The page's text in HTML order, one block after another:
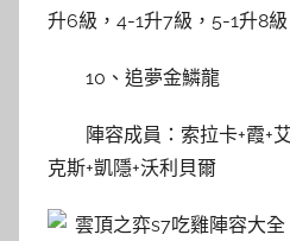
升6級，4-1升7級，5-1升8級
10、追夢金鱗龍
陣容成員：索拉卡+霞+
克斯+凱隱+沃利貝爾